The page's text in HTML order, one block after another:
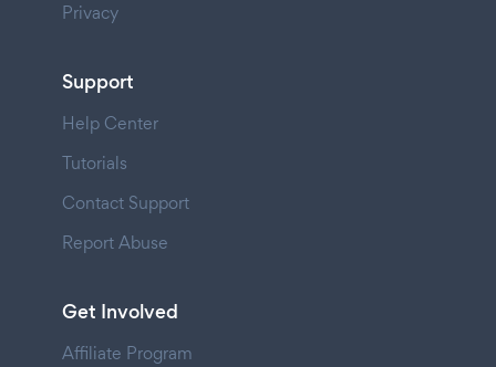
Privacy
Support
Help Center
Tutorials
Contact Support
Report Abuse
Get Involved
Affiliate Program